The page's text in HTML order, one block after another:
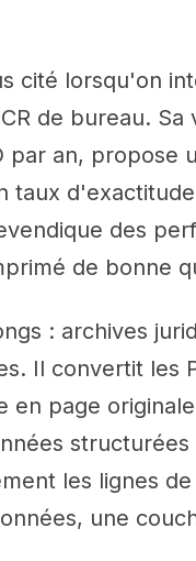
cité lorsqu'on
de bureau. Sa
par an, propose
taux
des
de bonne
: archives
Il convertit les
page
structurées
les lignes
une